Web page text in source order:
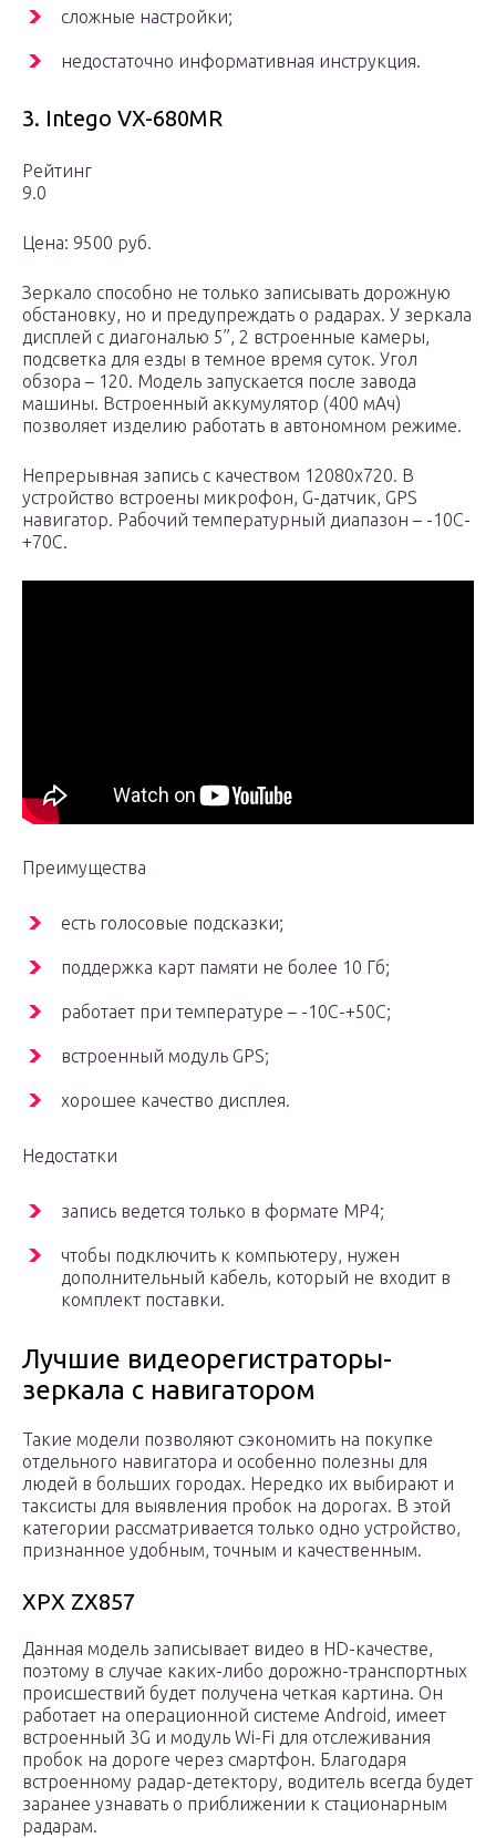
сложные настройки;
недостаточно информативная инструкция.
3. Intego VX-680MR
Рейтинг
9.0
Цена: 9500 руб.
Зеркало способно не только записывать дорожную
обстановку, но и предупреждать о радарах. У зеркала
дисплей с диагональю 5”, 2 встроенные камеры,
подсветка для езды в темное время суток. Угол
обзора – 120. Модель запускается после завода
машины. Встроенный аккумулятор (400 мАч)
позволяет изделию работать в автономном режиме.
Непрерывная запись с качеством 12080х720. В
устройство встроены микрофон, G-датчик, GPS
навигатор. Рабочий температурный диапазон – -10С-
+70С.
Преимущества
есть голосовые подсказки;
поддержка карт памяти не более 10 Гб;
работает при температуре – -10С-+50С;
встроенный модуль GPS;
хорошее качество дисплея.
Недостатки
запись ведется только в формате МР4;
чтобы подключить к компьютеру, нужен
дополнительный кабель, который не входит в
комплект поставки.
Лучшие видеорегистраторы-
зеркала с навигатором
Такие модели позволяют сэкономить на покупке
отдельного навигатора и особенно полезны для
людей в больших городах. Нередко их выбирают и
таксисты для выявления пробок на дорогах. В этой
категории рассматривается только одно устройство,
признанное удобным, точным и качественным.
ХРХ ZX857
Данная модель записывает видео в HD-качестве,
поэтому в случае каких-либо дорожно-транспортных
происшествий будет получена четкая картина. Он
работает на операционной системе Android, имеет
встроенный 3G и модуль Wi-Fi для отслеживания
пробок на дороге через смартфон. Благодаря
встроенному радар-детектору, водитель всегда будет
заранее узнавать о приближении к стационарным
радарам.